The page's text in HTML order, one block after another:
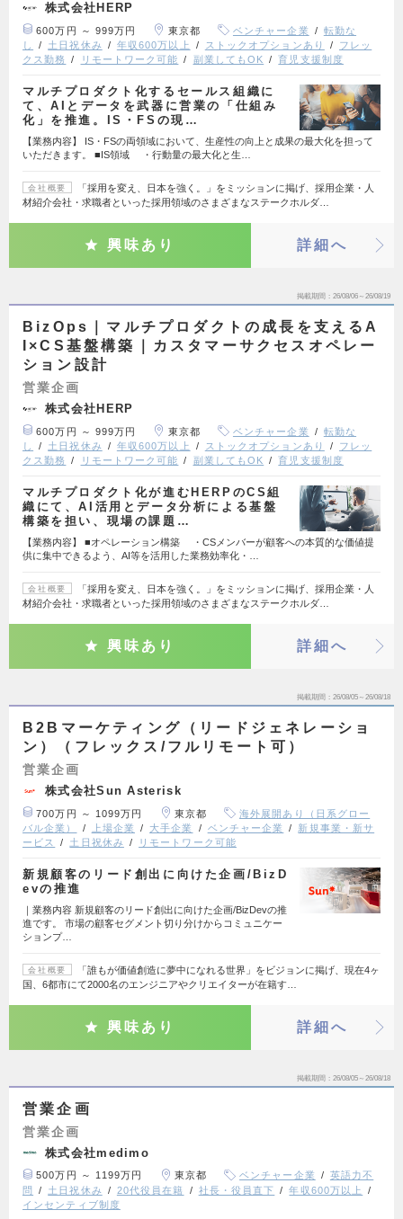
株式会社HERP
600万円 ～ 999万円 東京都 ベンチャー企業
転勤な
し
土日祝休み 年収600万以上 ストックオプションあり
フレッ
クス勤務
リモートワーク可能 副業してもOK 育児支援制度
マルチプロダクト化するセールス組織に
て、AIとデータを武器に営業の「仕組み
化」を推進。IS・FSの現…
【業務内容】 IS・FSの両領域において、生産性の向上と成果の最大化を担って
いただきます。 ■IS領域 ・行動量の最大化と生…
会社概要
「採用を変え、日本を強く。」をミッションに掲げ、採用企業・人
材紹介会社・求職者といった採用領域のさまざまなステークホルダ…
興味あり 詳細へ
掲載期間 26/08/06～26/08/19
BizOps｜マルチプロダクトの成長を支えるA
I×CS基盤構築｜カスタマーサクセスオペレー
ション設計
営業企画
株式会社HERP
600万円 ～ 999万円 東京都 ベンチャー企業
転勤な
し
土日祝休み 年収600万以上 ストックオプションあり
フレッ
クス勤務
リモートワーク可能 副業してもOK 育児支援制度
マルチプロダクト化が進むHERPのCS組
織にて、AI活用とデータ分析による基盤
構築を担い、現場の課題…
【業務内容】 ■オペレーション構築 ・CSメンバーが顧客への本質的な価値提
供に集中できるよう、AI等を活用した業務効率化・…
会社概要
「採用を変え、日本を強く。」をミッションに掲げ、採用企業・人
材紹介会社・求職者といった採用領域のさまざまなステークホルダ…
興味あり 詳細へ
掲載期間 26/08/05～26/08/18
B2Bマーケティング（リードジェネレーショ
ン）（フレックス/フルリモート可）
営業企画
株式会社Sun Asterisk
700万円 ～ 1099万円 東京都
海外展開あり（日系グロー
バル企業）
上場企業 大手企業 ベンチャー企業
新規事業・新サ
ービス
土日祝休み リモートワーク可能
新規顧客のリード創出に向けた企画/BizD
evの推進
｜業務内容 新規顧客のリード創出に向けた企画/BizDevの推
進です。 市場の顧客セグメント切り分けからコミュニケー
ションプ…
会社概要
「誰もが価値創造に夢中になれる世界」をビジョンに掲げ、現在4ヶ
国、6都市にて2000名のエンジニアやクリエイターが在籍す…
興味あり 詳細へ
掲載期間 26/08/05～26/08/18
営業企画
営業企画
株式会社medimo
500万円 ～ 1199万円 東京都 ベンチャー企業
英語力不
問
土日祝休み 20代役員在籍 社長・役員直下
年収600万以上
インセンティブ制度